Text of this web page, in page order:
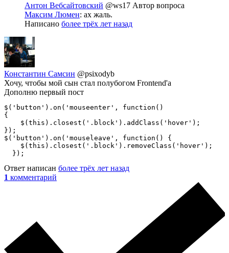
Антон Вебсайтовский @ws17 Автор вопроса
Максим Люмен: ах жаль.
Написано более трёх лет назад
Константин Самсин @psixodyb
Хочу, чтобы мой сын стал полубогом Frontend'a
Дополню первый пост
$('button').on('mouseenter', function()
{
    $(this).closest('.block').addClass('hover');
});
$('button').on('mouseleave', function() {
    $(this).closest('.block').removeClass('hover');
  });
Ответ написан более трёх лет назад
1 комментарий